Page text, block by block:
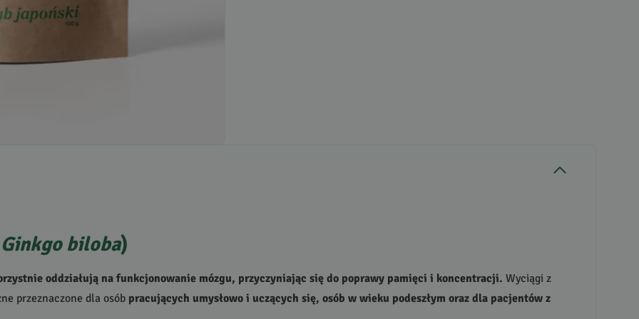
Ginkgo biloba)
oddziałują na funkcjonowanie mózgu, przyczyniając się do poprawy pamięci i koncentracji. Wyciągi z
przeznaczone dla osób pracujących umysłowo i uczących się, osób w wieku podeszłym oraz dla pacjentów z